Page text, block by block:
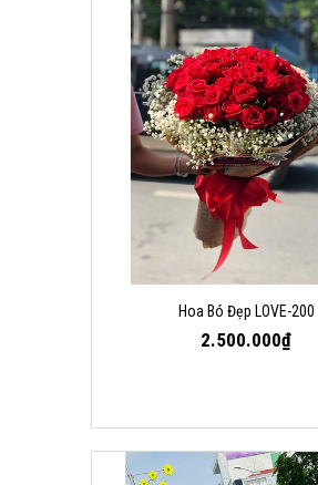
Hoa Bó Đẹp LOVE-200
2.500.000₫